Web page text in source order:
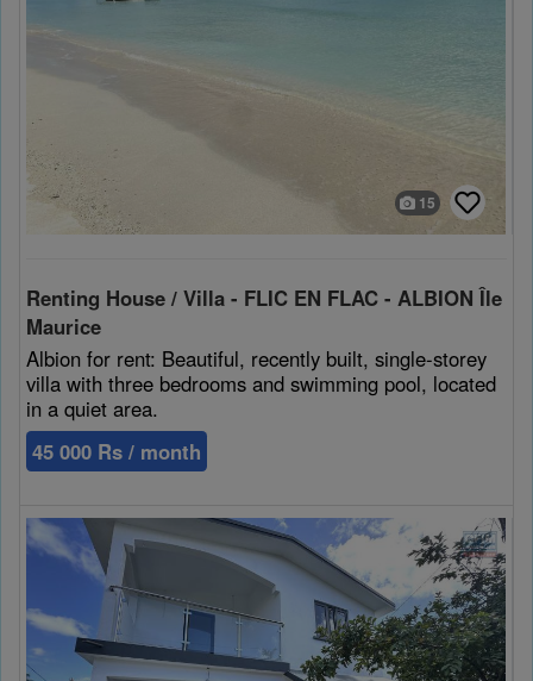
15
Renting House / Villa - FLIC EN FLAC - ALBION Île
Maurice
Albion for rent: Beautiful, recently built, single-storey
villa with three bedrooms and swimming pool, located
in a quiet area.
45 000 Rs / month